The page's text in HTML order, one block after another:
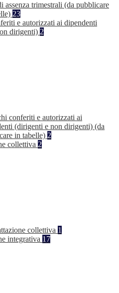
assenza trimestrali (da pubblicare
23
e autorizzati ai dipendenti
dirigenti) 2
conferiti e autorizzati ai
(dirigenti e non dirigenti) (da
in tabelle) 2
collettiva 2
collettiva 1
integrativa 17